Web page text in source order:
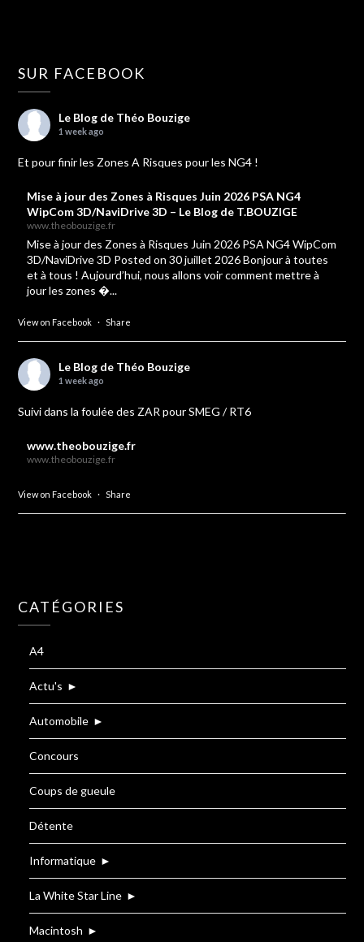
SUR FACEBOOK
Le Blog de Théo Bouzige
1 week ago
Et pour finir les Zones A Risques pour les NG4 !
Mise à jour des Zones à Risques Juin 2026 PSA NG4
WipCom 3D/NaviDrive 3D – Le Blog de T.BOUZIGE
www.theobouzige.fr
Mise à jour des Zones à Risques Juin 2026 PSA NG4 WipCom
3D/NaviDrive 3D Posted on 30 juillet 2026 Bonjour à toutes
et à tous ! Aujourd’hui, nous allons voir comment mettre à
jour les zones �...
View on Facebook · Share
Le Blog de Théo Bouzige
1 week ago
Suivi dans la foulée des ZAR pour SMEG / RT6
www.theobouzige.fr
www.theobouzige.fr
View on Facebook · Share
CATÉGORIES
A4
Actu's ►
Automobile ►
Concours
Coups de gueule
Détente
Informatique ►
La White Star Line ►
Macintosh ►